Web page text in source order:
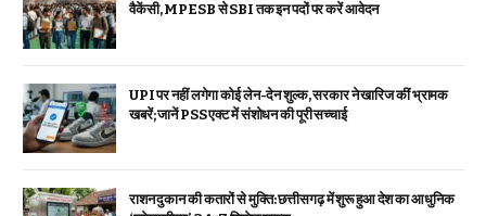
वैकेंसी, MPESB से SBI तक इन पदों पर करें आवेदन
UPI पर नहीं लगेगा कोई लेन-देन शुल्क, सरकार ने खारिज कीं भ्रामक
खबरें; जानें PSS एक्ट में संशोधन की पूरी सच्चाई
राशन दुकान की कतारों से मुक्ति: छत्तीसगढ़ में शुरू हुआ देश का आधुनिक